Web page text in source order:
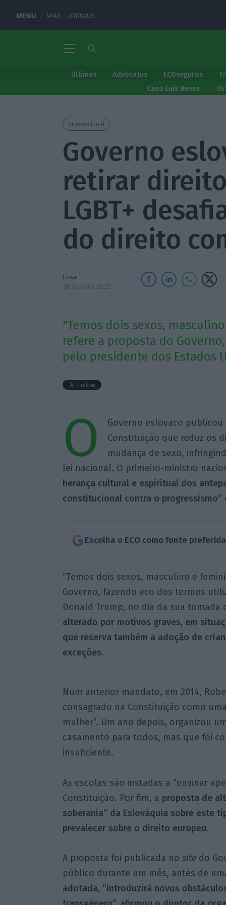
MENU MAIL JORNAIS
Últimas Advocatus ECOseguros
Caso Luís Neves
Internacional
Governo
retirar
LGBT+
do direito
Lusa
28 Janeiro 2025
"Temos dois sexos,
refere a proposta do
pelo presidente dos Estados
O
Governo eslovaco
Constituição que reduz os
mudança de sexo,
lei nacional. O primeiro-ministro
herança cultural e espiritual dos
constitucional contra o progressismo”
Escolha o ECO como fonte
“Temos dois sexos, masculino e
Governo, fazendo eco dos termos
Donald Trump, no dia da sua tomada
alterado por motivos graves, em
que reserva também a adoção de
exceções.
Num anterior mandato, em 2014,
consagrado na Constituição como
mulher”. Um ano depois, organizou
casamento para todos, mas que foi
insuficiente.
As escolas são instadas a “ensinar
Constituição. Por fim, a proposta de
soberania” da Eslováquia sobre este
prevalecer sobre o direito europeu.
A proposta foi publicada no sitedo
público durante um mês, antes de
adotada, “introduzirá novos